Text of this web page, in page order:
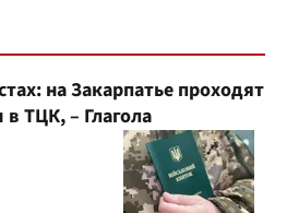
на Закарпатье проходят
ТЦК, – Глагола